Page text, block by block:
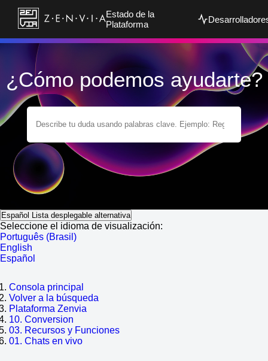
Estado de la
Plataforma
¿Cómo podemos ayudarte?
Español Lista desplegable alternativa
Seleccione el idioma de visualización:
Português (Brasil)
English
Español
Consola principal
Volver a la búsqueda
Plataforma Zenvia
10. Conversion
03. Recursos y Funciones
01. Chats en vivo